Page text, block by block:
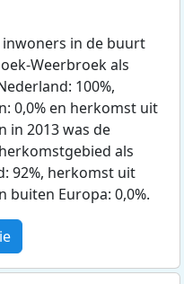
in de buurt
Weerbroek als
100%,
0,0% en herkomst uit
in 2013 was de
als
92%, herkomst uit
buiten Europa: 0,0%.